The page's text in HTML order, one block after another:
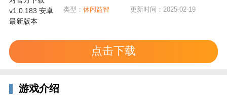
类型：休闲益智 更新时间：2025-02-19
点击下载
游戏介绍